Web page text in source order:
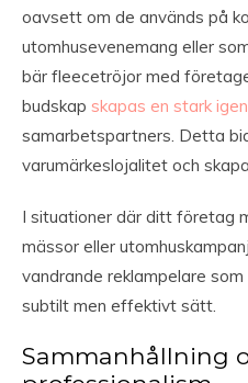
oavsett om de används på
utomhusevenemang eller
bär fleecetröjor med
budskap skapas en stark
samarbetspartners. Detta
varumärkeslojalitet och
I situationer där ditt företag
mässor eller
vandrande reklampelare
subtilt men effektivt sätt.
Sammanhållning